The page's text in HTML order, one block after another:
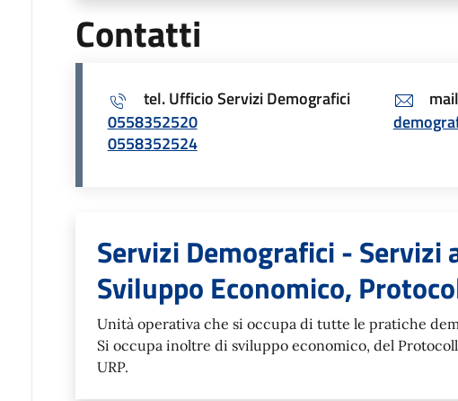
Contatti
tel. Ufficio Servizi Demografici
0558352520
0558352524
Unità organizzativa
Servizi Demografici - Servizi
Sviluppo Economico,
Unità operativa che si occupa di tutte le pratiche
Si occupa inoltre di sviluppo economico, del
URP.